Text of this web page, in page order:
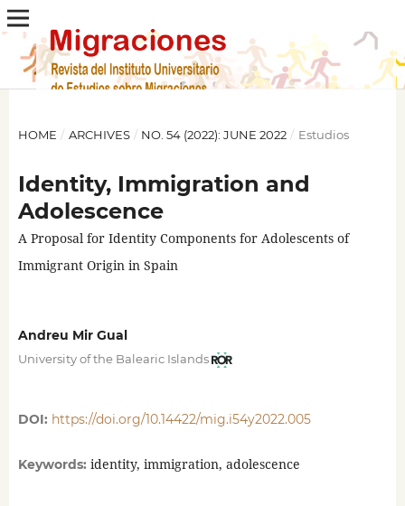
HOME / ARCHIVES / NO. 54 (2022): JUNE 2022 / Estudios
Identity, Immigration and
Adolescence
A Proposal for Identity Components for Adolescents of
Immigrant Origin in Spain
Andreu Mir Gual
University of the Balearic Islands
DOI: https://doi.org/10.14422/mig.i54y2022.005
Keywords: identity, immigration, adolescence